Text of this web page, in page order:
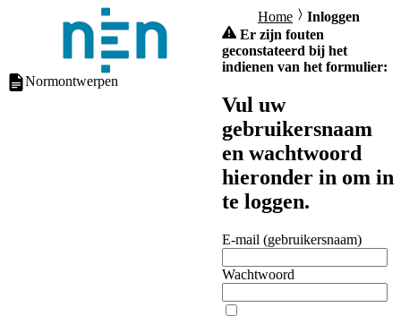
Normontwerpen
Home
Inloggen
Er zijn fouten
geconstateerd bij het
indienen van het formulier:
Vul uw
gebruikersnaam
en wachtwoord
hieronder in om in
te loggen.
E-mail (gebruikersnaam)
Wachtwoord